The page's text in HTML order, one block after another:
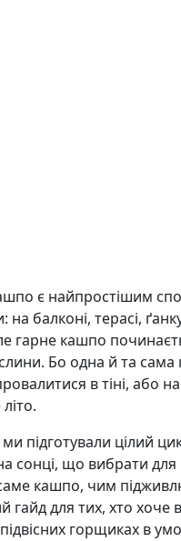
є найпростішим
на балконі, терасі,
гарне кашпо
Бо одна й та сама
в тіні, або
підготували цілий
сонці, що вибрати для
кашпо, чим
гайд для тих, хто
горщиках в